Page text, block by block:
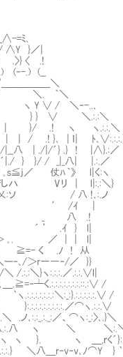
|
.!
＿＼
｀＼
‐-..､
.:.:＼
ヽ.:.:.＼
| ﾄ､∨:.:.:.
.} ! |∧}.:／
八| |.:.／
》 l|く:ヽ
| l|:.:＼}
/ 八 !､
/ｲ |
八 .!
’ .ｲ } l|
｡. ／ | | l|
く .ﾉ ! 从
‐､/＞r――‐/／ }}
}ヽ:.:.:.／.:.:.∨l|
く.:.:.:.:.:.:.:.::.:∨ /
＼:_:}.:.:.:.:.:.∨ /
／⌒ヽ.:.:.∨
／、⌒ヽ:_:〉､.}＼
.:.八 ヽ ＼ ＼:.＼
}. ヽ ＿,ｒく´}:.:
＿r‐v‐v､ﾉ⌒Y } ｀